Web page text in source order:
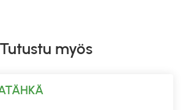
Tutustu myös